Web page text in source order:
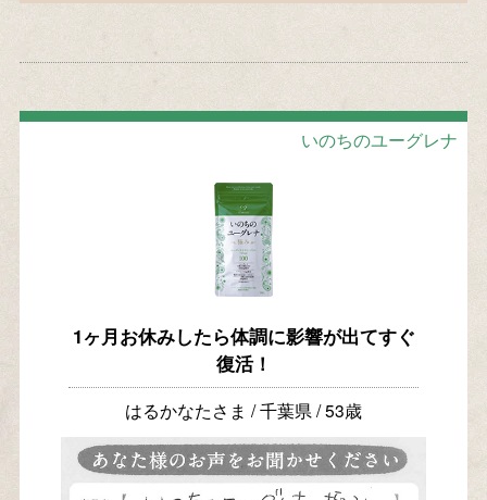
いのちのユーグレナ
1ヶ月お休みしたら体調に影響が出てすぐ
復活！
はるかなたさま / 千葉県 / 53歳